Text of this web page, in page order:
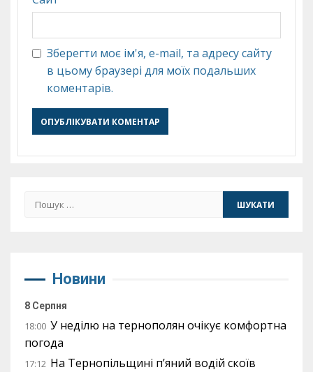
Зберегти моє ім'я, e-mail, та адресу сайту
в цьому браузері для моїх подальших
коментарів.
Пошук:
Новини
8 Серпня
18:00 У неділю на тернополян очікує комфортна
погода
17:12 На Тернопільщині п’яний водій скоїв